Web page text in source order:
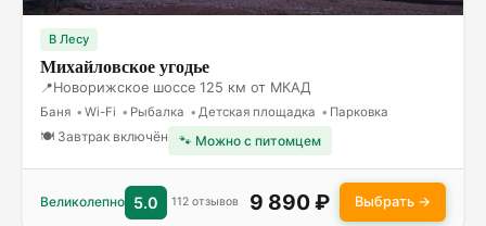
В Лесу
Михайловское угодье
Новорижское шоссе 125 км от МКАД
Баня Wi-Fi Рыбалка Детская площадка Парковка
🍽 Завтрак включён 🐾 Можно с питомцем
Великолепно 5.0 112 отзывов 9 890 ₽ Выбрать →